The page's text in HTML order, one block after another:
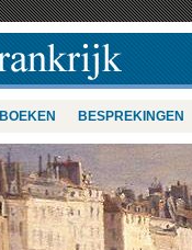
BOEKEN BESPREKINGEN